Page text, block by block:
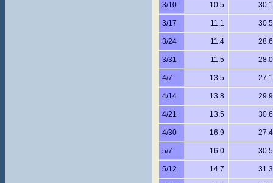
3/10 10.5 30.1
3/17 11.1 30.5
3/24 11.4 28.6
3/31 11.5 28.0
4/7 13.5 27.1
4/14 13.8 29.9
4/21 13.5 30.6
4/30 16.9 27.4
5/7 16.0 30.5
5/12 14.7 31.3